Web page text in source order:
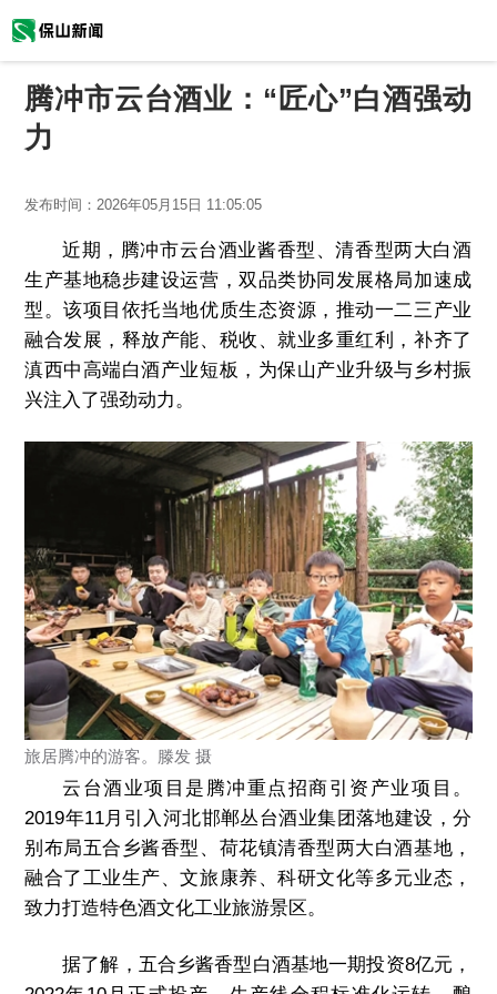
腾冲市云台酒业：“匠心”白酒强动
力
发布时间： 2026年05月15日 11:05:05
近期，腾冲市云台酒业酱香型、清香型两大白酒
生产基地稳步建设运营，双品类协同发展格局加速成
型。该项目依托当地优质生态资源，推动一二三产业
融合发展，释放产能、税收、就业多重红利，补齐了
滇西中高端白酒产业短板，为保山产业升级与乡村振
兴注入了强劲动力。
旅居腾冲的游客。滕发 摄
云台酒业项目是腾冲重点招商引资产业项目。
2019年11月引入河北邯郸丛台酒业集团落地建设，分
别布局五合乡酱香型、荷花镇清香型两大白酒基地，
融合了工业生产、文旅康养、科研文化等多元业态，
致力打造特色酒文化工业旅游景区。
据了解，五合乡酱香型白酒基地一期投资8亿元，